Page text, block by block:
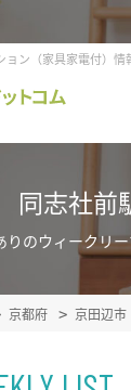
ョン（家具家電付）情
同志社前
のウィークリ
京都府 京田辺市